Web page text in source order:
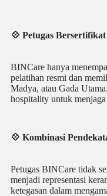
💠 Petugas
BINCare hanya
pelatihan resmi dan
Madya, atau Gada
hospitality untuk
💠 Kombinasi
Petugas BINCare tidak
menjadi representasi
ketegasan dalam